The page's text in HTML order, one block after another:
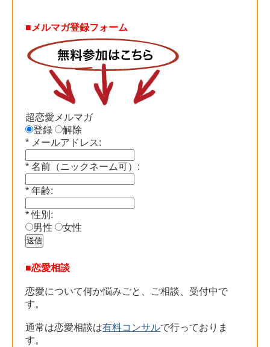
■メルマガ登録フォーム
超恋愛メルマガ
登録
解除
* メールアドレス:
* 名前（ニックネーム可）:
* 年齢:
* 性別:
男性
女性
■恋愛相談
恋愛について何か悩みごと、ご相談、受付中で
す。
通常は恋愛相談は有料コンサルで行っておりま
す。